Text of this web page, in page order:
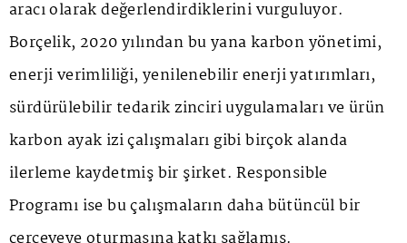
aracı olarak değerlendirdiklerini vurguluyor.
Borçelik, 2020 yılından bu yana karbon yönetimi,
enerji verimliliği, yenilenebilir enerji yatırımları,
sürdürülebilir tedarik zinciri uygulamaları ve ürün
karbon ayak izi çalışmaları gibi birçok alanda
ilerleme kaydetmiş bir şirket. Responsible
Programı ise bu çalışmaların daha bütüncül bir